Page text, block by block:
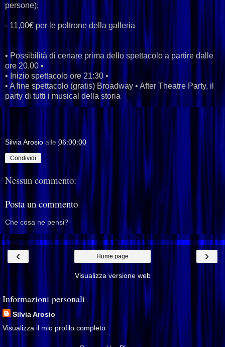
persone);
- 11,00€ per le poltrone della galleria
• Possibilità di cenare prima dello spettacolo a partire dalle
ore 20.00 •
• Inizio spettacolo ore 21:30 •
• A fine spettacolo (gratis) Broadway • After Theatre Party, il
party di tutti i musical della storia
Silvia Arosio alle 06:00:00
Condividi
Nessun commento:
Posta un commento
Che cosa ne pensi?
‹ ›
Home page
Visualizza versione web
Informazioni personali
Silvia Arosio
Visualizza il mio profilo completo